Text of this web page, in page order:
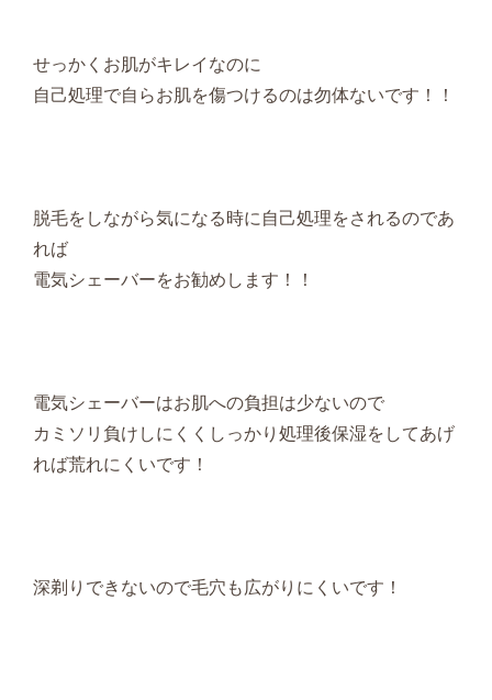
せっかくお肌がキレイなのに
自己処理で自らお肌を傷つけるのは勿体ないです！！
脱毛をしながら気になる時に自己処理をされるのであ
れば
電気シェーバーをお勧めします！！
電気シェーバーはお肌への負担は少ないので
カミソリ負けしにくくしっかり処理後保湿をしてあげ
れば荒れにくいです！
深剃りできないので毛穴も広がりにくいです！